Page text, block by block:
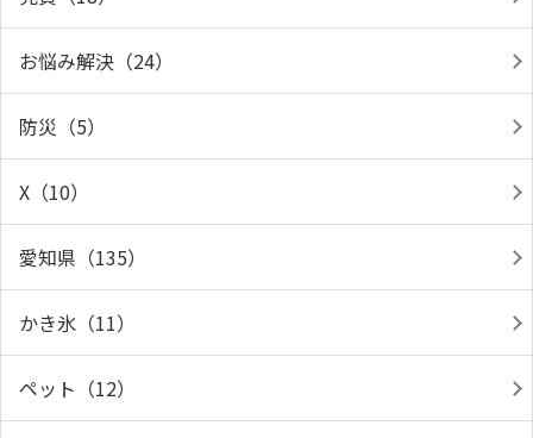
お悩み解決（24）
防災（5）
X（10）
愛知県（135）
かき氷（11）
ペット（12）